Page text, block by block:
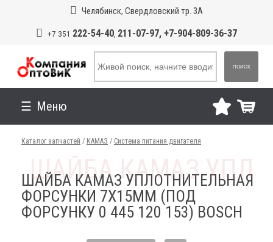
Челябинск, Свердловский тр. 3А
+7 351 222-54-40, 211-07-97, +7-904-809-36-37
ПОИСК
Меню
Каталог запчастей / КАМАЗ / Система питания двигателя
ШАЙБА КАМАЗ УПЛОТНИТЕЛЬНАЯ
ФОРСУНКИ 7Х15ММ (ПОД
ФОРСУНКУ 0 445 120 153) BOSCH